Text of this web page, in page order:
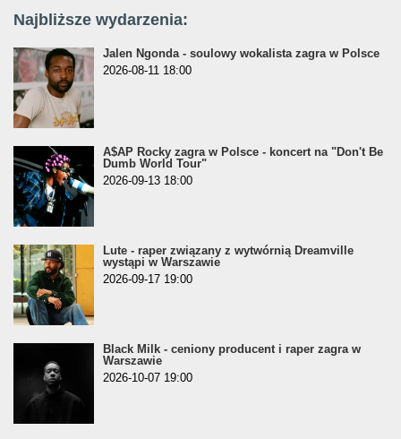
Najbliższe wydarzenia:
Jalen Ngonda - soulowy wokalista zagra w Polsce
2026-08-11 18:00
A$AP Rocky zagra w Polsce - koncert na "Don't Be
Dumb World Tour"
2026-09-13 18:00
Lute - raper związany z wytwórnią Dreamville
wystąpi w Warszawie
2026-09-17 19:00
Black Milk - ceniony producent i raper zagra w
Warszawie
2026-10-07 19:00